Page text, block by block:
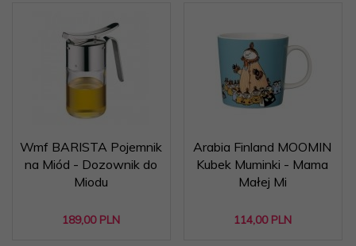
Wmf BARISTA Pojemnik
na Miód - Dozownik do
Miodu
189,00 PLN
Arabia Finland MOOMIN
Kubek Muminki - Mama
Małej Mi
114,00 PLN